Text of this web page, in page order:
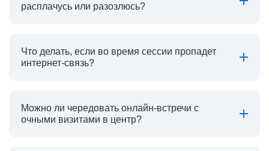
расплачусь или разозлюсь?
Что делать, если во время сессии пропадет
интернет-связь?
Можно ли чередовать онлайн-встречи с
очными визитами в центр?